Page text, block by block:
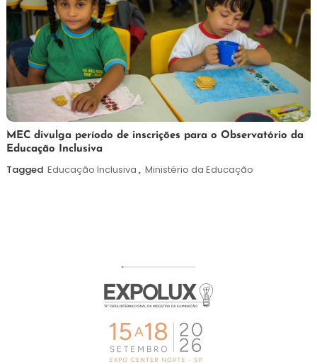
7
de
agosto
Maurilio
MEC divulga período de inscrições para o Observatório da
Educação Inclusiva
Tagged Educação Inclusiva , Ministério da Educação